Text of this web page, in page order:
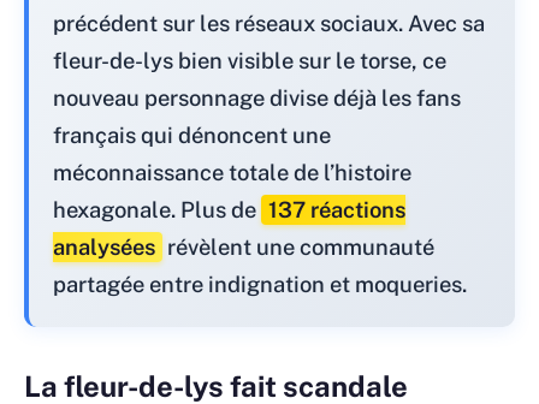
précédent sur les réseaux sociaux. Avec sa
fleur-de-lys bien visible sur le torse, ce
nouveau personnage divise déjà les fans
français qui dénoncent une
méconnaissance totale de l’histoire
hexagonale. Plus de 137 réactions
analysées révèlent une communauté
partagée entre indignation et moqueries.
La fleur-de-lys fait scandale